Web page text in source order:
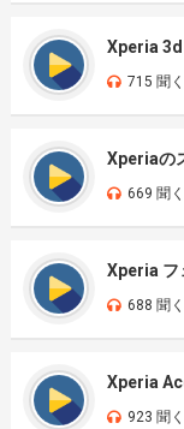
Xperia
715 聞く
Xperiaの
669 聞く
Xperia フ
688 聞く
Xperia
923 聞く